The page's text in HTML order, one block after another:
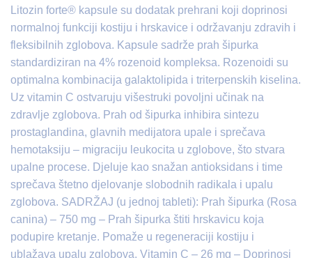
Litozin forte® kapsule su dodatak prehrani koji doprinosi
normalnoj funkciji kostiju i hrskavice i održavanju zdravih i
fleksibilnih zglobova. Kapsule sadrže prah šipurka
standardiziran na 4% rozenoid kompleksa. Rozenoidi su
optimalna kombinacija galaktolipida i triterpenskih kiselina.
Uz vitamin C ostvaruju višestruki povoljni učinak na
zdravlje zglobova. Prah od šipurka inhibira sintezu
prostaglandina, glavnih medijatora upale i sprečava
hemotaksiju – migraciju leukocita u zglobove, što stvara
upalne procese. Djeluje kao snažan antioksidans i time
sprečava štetno djelovanje slobodnih radikala i upalu
zglobova. SADRŽAJ (u jednoj tableti): Prah šipurka (Rosa
canina) – 750 mg – Prah šipurka štiti hrskavicu koja
podupire kretanje. Pomaže u regeneraciji kostiju i
ublažava upalu zglobova. Vitamin C – 26 mg – Doprinosi